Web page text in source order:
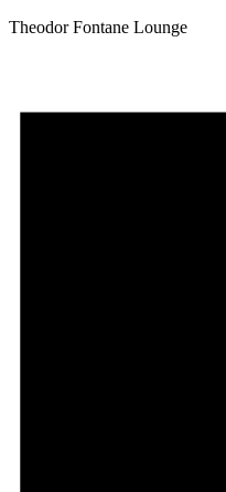
Theodor Fontane Lounge